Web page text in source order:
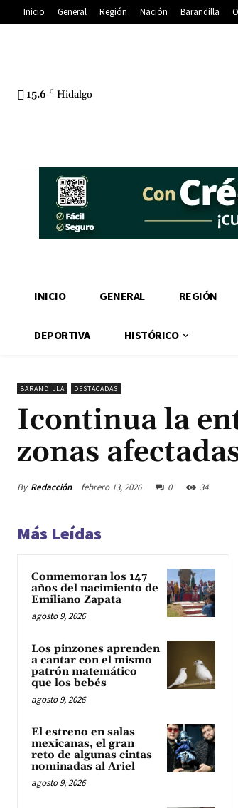
Inicio General Región Nación Barandilla
15.6 C Hidalgo
INICIO GENERAL REGIÓN
DEPORTIVA HISTÓRICO
BARANDILLA DESTACADAS
Icontinua la
zonas
By Redacción febrero 13, 2026 0 34
Más Leídas
Conmemoran los 147
años del nacimiento de
Emiliano Zapata
agosto 9, 2026
Los pinzones aprenden
a cantar con el mismo
patrón matemático
que los bebés
agosto 9, 2026
El estreno en salas
mexicanas, el gran
reto de algunas cintas
nominadas al Ariel
agosto 9, 2026